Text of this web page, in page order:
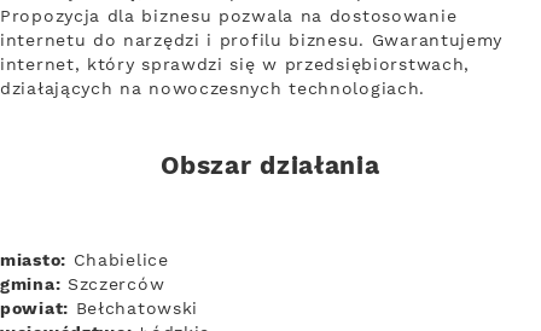
Propozycja dla biznesu pozwala na dostosowanie
internetu do narzędzi i profilu biznesu. Gwarantujemy
internet, który sprawdzi się w przedsiębiorstwach,
działających na nowoczesnych technologiach.
Obszar działania
miasto: Chabielice
gmina: Szczerców
powiat: Bełchatowski